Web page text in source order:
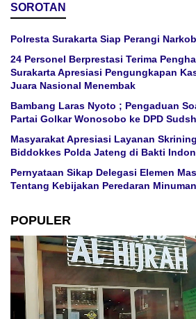
SOROTAN
Polresta Surakarta Siap Perangi
24 Personel Berprestasi Terima
Surakarta Apresiasi Pengungkapan
Juara Nasional Menembak
Bambang Laras Nyoto ; Pengaduan
Partai Golkar Wonosobo ke DPD
Masyarakat Apresiasi Layanan
Biddokkes Polda Jateng di Bakti
Pernyataan Sikap Delegasi Elemen
Tentang Kebijakan Peredaran
POPULER